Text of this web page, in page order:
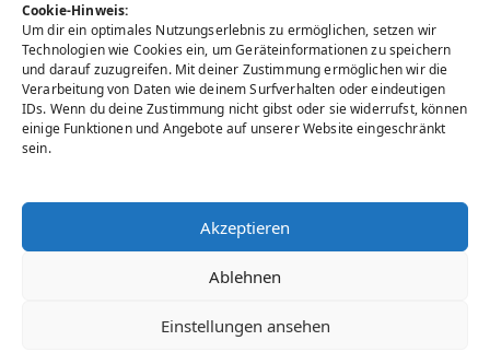
Cookie-Hinweis:
Um dir ein optimales Nutzungserlebnis zu ermöglichen, setzen wir
Technologien wie Cookies ein, um Geräteinformationen zu speichern
und darauf zuzugreifen. Mit deiner Zustimmung ermöglichen wir die
Verarbeitung von Daten wie deinem Surfverhalten oder eindeutigen
IDs. Wenn du deine Zustimmung nicht gibst oder sie widerrufst, können
einige Funktionen und Angebote auf unserer Website eingeschränkt
sein.
Akzeptieren
Ablehnen
Einstellungen ansehen
Aktivimpuls